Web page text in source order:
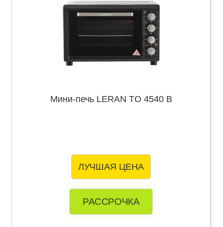
Мини-печь LERAN TO 4540 B
ЛУЧШАЯ ЦЕНА
РАССРОЧКА